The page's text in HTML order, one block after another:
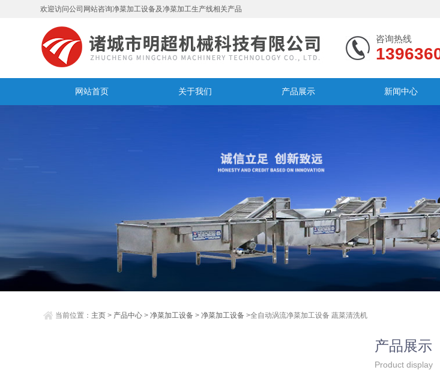
欢迎访问公司网站咨询净菜加工设备及净菜加工生产线相关产品
咨询热线
网站首页 关于我们 产品展示 新闻中心
当前位置： 主页 > 产品中心 >净菜加工设备 >净菜加工设备 >全自动涡流净菜加工设备 蔬菜清洗机
产品展示
Product display